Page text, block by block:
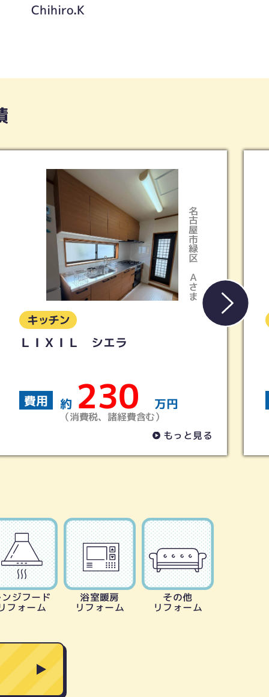
Chihiro.K
Iさま
【LIXIL】キッチン シエラＳ
費用 約 160
（消費税、諸経費含む）
ンジフード
フォーム
浴室暖房
リフォーム
その他
リフォーム